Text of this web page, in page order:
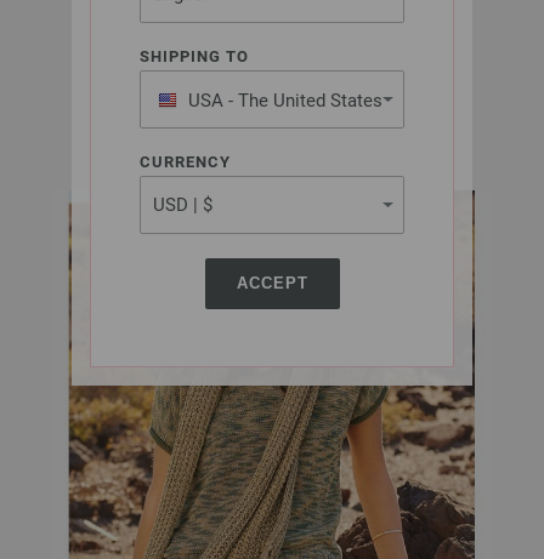
SHIPPING TO
USA - The United States
of America
CURRENCY
ACCEPT
LINARTE